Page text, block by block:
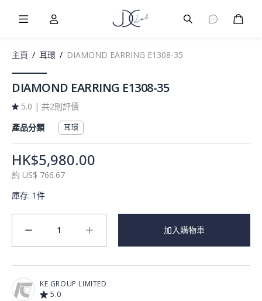
主頁 / 耳環 / DIAMOND EARRING E1308-35
DIAMOND EARRING E1308-35
5.0 | 共2則評價
產品分類
耳環
HK$5,980.00
約 US$ 766.67
庫存: 1件
minus 1 plus 加入購物車
KE GROUP LIMITED
5.0
Burger Menu
User Burger Menu購物